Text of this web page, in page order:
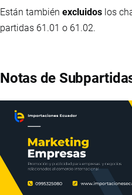
Están también excluidos los
partidas 61.01 o 61.02.
Notas de